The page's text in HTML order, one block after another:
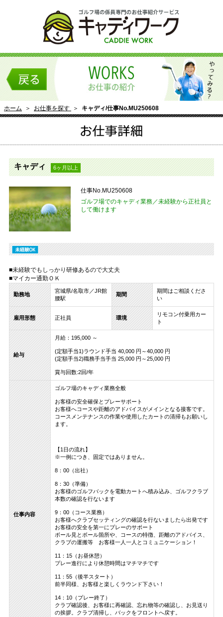
ホーム ＞ お仕事を探す ＞ キャディ/仕事No.MU250608
キャディ 6ヶ月以上
仕事No.MU250608
ゴルフ場でのキャディ業務／未経験から正社員と
して働けます
■未経験でもしっかり研修あるので大丈夫
■マイカー通勤ＯＫ
勤務地
宮城県/名取市／JR館
腰駅
期間
期間はご相談くださ
い
雇用形態 正社員 環境
リモコン付乗用カー
ト
給与
月給：195,000 ～
(定額手当1)ラウンド手当 40,000 円～40,000 円
(定額手当2)職務手当手当 25,000 円～25,000 円
賞与回数:2回/年
仕事内容
ゴルフ場のキャディ業務全般
お客様の安全確保とプレーサポート
お客様へコースや距離のアドバイスがメインとなる接客です。
コースメンテナンスの作業や使用したカートの清掃もお願いし
ます。
【1日の流れ】
※一例につき、固定ではありません。
8：00（出社）
8：30（準備）
お客様のゴルフバックを電動カートへ積み込み、ゴルフクラブ
本数の確認を行ないます
9：00（コース業務）
お客様へクラブセッティングの確認を行ないましたら出発です
お客様の安全を第一にプレーのサポート
ボール見とボール箇所や、コースの特徴、距離のアドバイス、
クラブの運搬等 お客様一人一人とコミュニケーション！
11：15（お昼休憩）
プレー進行により休憩時間はマチマチです
11：55（後半スタート）
前半同様、お客様と楽しくラウンド下さい！
14：10（プレー終了）
クラブ確認後、お客様に再確認、忘れ物等の確認し、お見送り
の挨拶。クラブ清掃し、バックをフロントへ戻す。